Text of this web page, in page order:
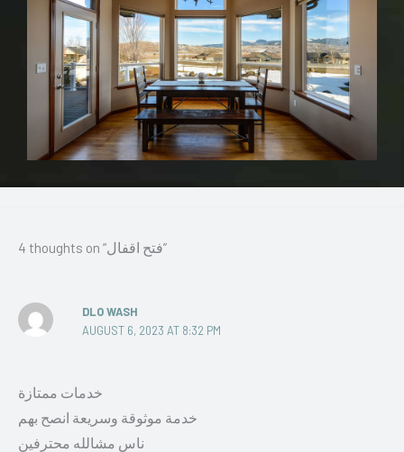
4 thoughts on “فتح اقفال”
DLO WASH
AUGUST 6, 2023 AT 8:32 PM
خدمات ممتازة
خدمة موثوقة وسريعة انصح بهم
ناس مشالله محترفين